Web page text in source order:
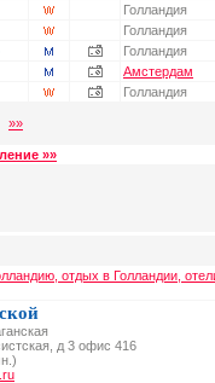
Голландия
Голландия
Голландия
Амстердам
Голландия
»»
»»
отдых в Голландии,
д 3 офис 416